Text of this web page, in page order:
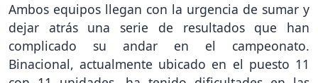
Ambos equipos llegan con la urgencia de sumar y
dejar atrás una serie de resultados que han
complicado su andar en el campeonato.
Binacional, actualmente ubicado en el puesto 11